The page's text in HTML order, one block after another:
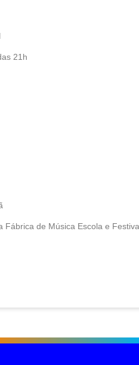
21h
de Música Escola e